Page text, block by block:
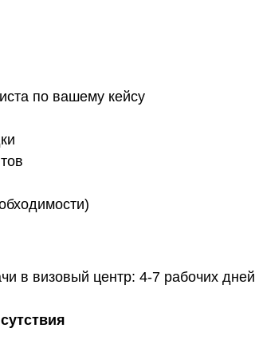
по вашему кейсу
в визовый центр: 4-7 рабочих дней